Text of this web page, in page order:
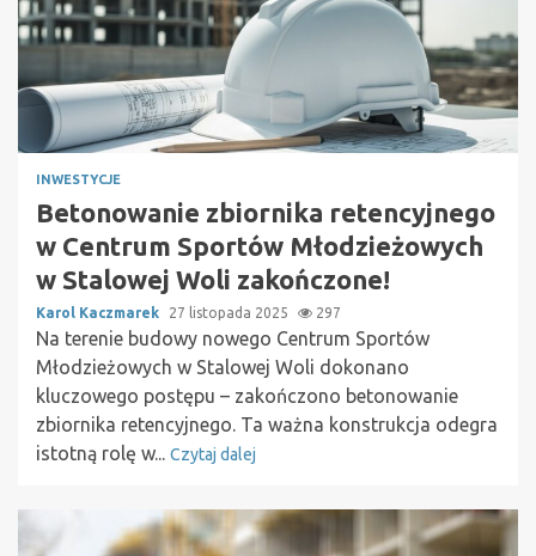
INWESTYCJE
Betonowanie zbiornika retencyjnego
w Centrum Sportów Młodzieżowych
w Stalowej Woli zakończone!
Karol Kaczmarek 27 listopada 2025 297
Na terenie budowy nowego Centrum Sportów
Młodzieżowych w Stalowej Woli dokonano
kluczowego postępu – zakończono betonowanie
zbiornika retencyjnego. Ta ważna konstrukcja odegra
istotną rolę w... Czytaj dalej